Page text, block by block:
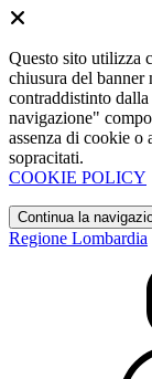
Questo sito utilizza
chiusura del banner
contraddistinto
navigazione"
assenza di cookie o
sopracitati.
COOKIE POLICY
Continua la
Regione Lombardia